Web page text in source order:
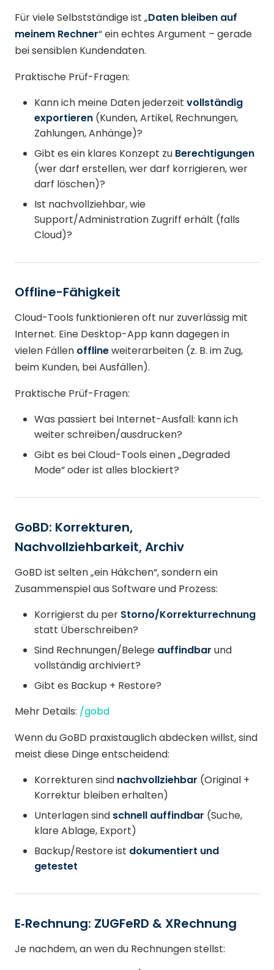
Für viele Selbstständige ist „Daten bleiben auf
meinem Rechner“ ein echtes Argument – gerade
bei sensiblen Kundendaten.
Praktische Prüf-Fragen:
Kann ich meine Daten jederzeit vollständig
exportieren (Kunden, Artikel, Rechnungen,
Zahlungen, Anhänge)?
Gibt es ein klares Konzept zu Berechtigungen
(wer darf erstellen, wer darf korrigieren, wer
darf löschen)?
Ist nachvollziehbar, wie
Support/Administration Zugriff erhält (falls
Cloud)?
Offline-Fähigkeit
Cloud-Tools funktionieren oft nur zuverlässig mit
Internet. Eine Desktop-App kann dagegen in
vielen Fällen offlineweiterarbeiten (z. B. im Zug,
beim Kunden, bei Ausfällen).
Praktische Prüf-Fragen:
Was passiert bei Internet-Ausfall: kann ich
weiter schreiben/ausdrucken?
Gibt es bei Cloud-Tools einen „Degraded
Mode“ oder ist alles blockiert?
GoBD: Korrekturen,
Nachvollziehbarkeit, Archiv
GoBD ist selten „ein Häkchen“, sondern ein
Zusammenspiel aus Software und Prozess:
Korrigierst du per Storno/Korrekturrechnung
statt Überschreiben?
Sind Rechnungen/Belege auffindbar und
vollständig archiviert?
Gibt es Backup + Restore?
Mehr Details: /gobd
Wenn du GoBD praxistauglich abdecken willst, sind
meist diese Dinge entscheidend:
Korrekturen sind nachvollziehbar (Original +
Korrektur bleiben erhalten)
Unterlagen sind schnell auffindbar (Suche,
klare Ablage, Export)
Backup/Restore ist dokumentiert und
getestet
E‑Rechnung: ZUGFeRD & XRechnung
Je nachdem, an wen du Rechnungen stellst: